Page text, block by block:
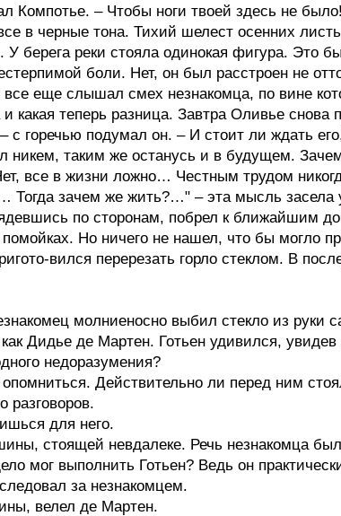
Компотье. – Чтобы ноги твоей здесь не
в черные тона. Тихий шелест осенних
У берега реки стояла одинокая фигура. Это
боли. Нет, он был расстроен не
все еще слышал смех незнакомца, по вине
какая теперь разница. Завтра Оливье снова
с горечью подумал он. – И стоит ли ждать
таким же останусь и в будущем.
все в жизни ложно… Честным трудом
зачем же жить?…" – эта мысль засела
по сторонам, побрел к ближайшим
Но ничего не нашел, что бы могло
вился перерезать горло стеклом. В
молниеносно выбил стекло из
Дидье де Мартен. Готьен удивился, увидев
недоразумения?
Действительно ли перед ним
для него.
стоящей невдалеке. Речь незнакомца
мог выполнить Готьен? Ведь он
за незнакомцем.
велел де Мартен.